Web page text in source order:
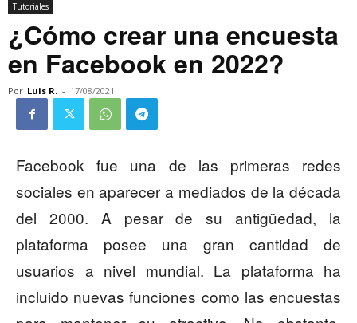
Tutoriales
¿Cómo crear una encuesta
en Facebook en 2022?
Por Luis R. - 17/08/2021
Facebook fue una de las primeras redes
sociales en aparecer a mediados de la década
del 2000. A pesar de su antigüedad, la
plataforma posee una gran cantidad de
usuarios a nivel mundial. La plataforma ha
incluido nuevas funciones como las encuestas